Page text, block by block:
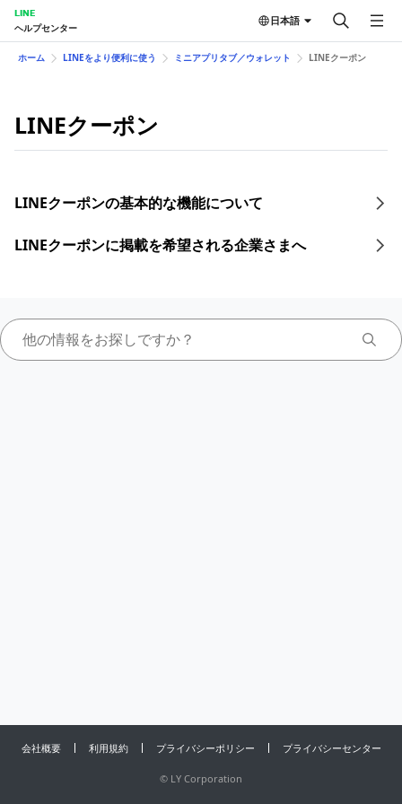
LINE
ヘルプセンター
日本語
ホーム LINEをより便利に使う ミニアプリタブ／ウォレット LINEクーポン
LINEクーポン
LINEクーポンの基本的な機能について
LINEクーポンに掲載を希望される企業さまへ
会社概要 利用規約 プライバシーポリシー プライバシーセンター
© LY Corporation